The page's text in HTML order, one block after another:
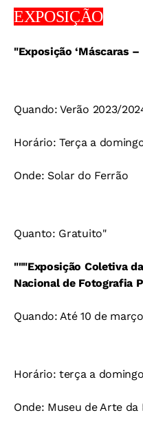
EXPOSIÇÃO
"Exposição ‘Máscaras
Quando: Verão 2023/
Horário: Terça a
Onde: Solar do Ferrão
Quanto: Gratuito"
"""Exposição Coletiva
Nacional de Fotografia
Quando: Até 10 de março
Horário: terça a
Onde: Museu de Arte da